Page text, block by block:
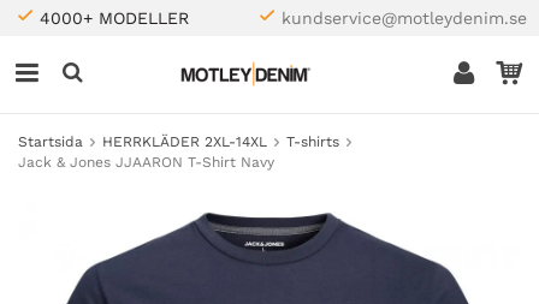
4000+ MODELLER kundservice@motleydenim.se
Startsida HERRKLÄDER 2XL-14XL
T-shirts
Jack & Jones JJAARON T-Shirt Navy